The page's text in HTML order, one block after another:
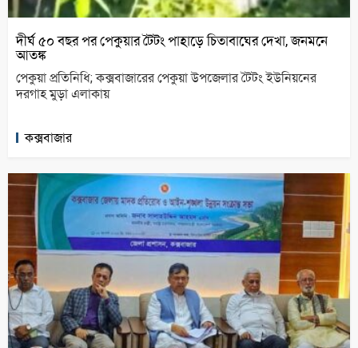
দীর্ঘ ৫০ বছর পর পেকুয়ার টৈটং পাহাড়ে চিতাবাঘের দেখা, জনমনে
আতঙ্ক
পেকুয়া প্রতিনিধি; কক্সবাজারের পেকুয়া উপজেলার টৈটং ইউনিয়নের
দরগাহ মুড়া এলাকায়
কক্সবাজার